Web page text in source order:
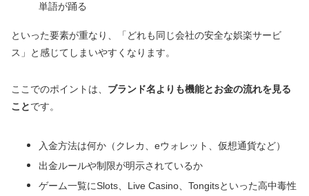
単語が踊る
といった要素が重なり、「どれも同じ会社の安全な娯楽サービ
ス」と感じてしまいやすくなります。
ここでのポイントは、 ブランド名よりも機能とお金の流れを見る
ことです。
入金方法は何か（クレカ、eウォレット、仮想通貨など）
出金ルールや制限が明示されているか
ゲーム一覧にSlots、Live Casino、Tongitsといった高中毒性